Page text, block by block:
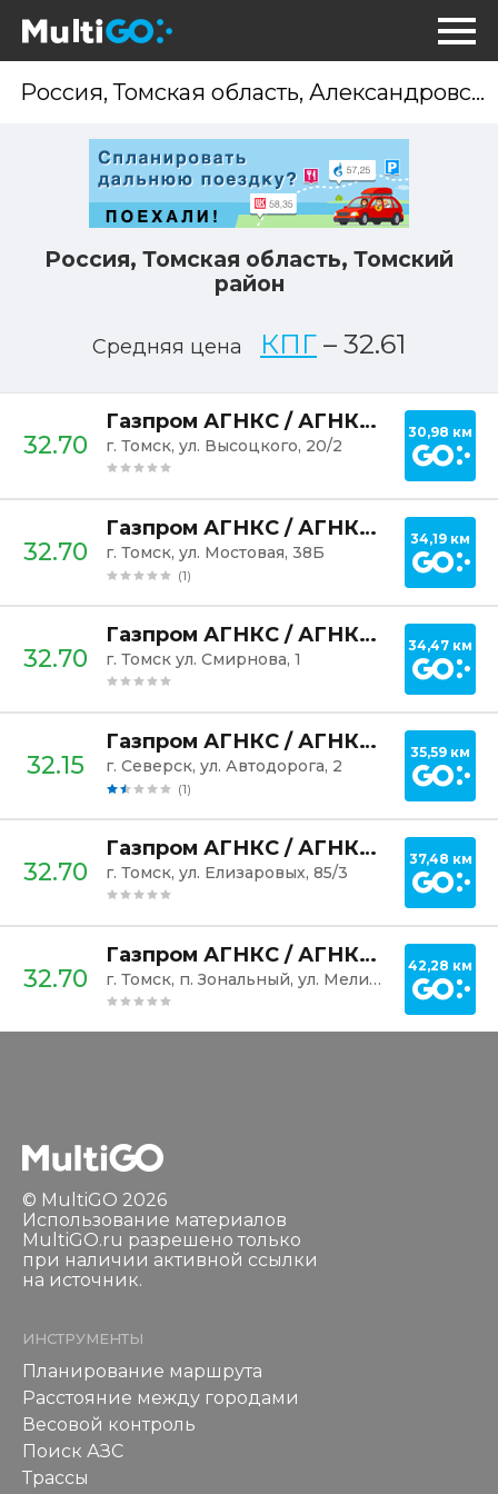
Россия, Томская область, Томский
район
Средняя цена КПГ – 32.61
32.70
Газпром АГНКС / АГНКС Томск-4
г. Томск, ул. Высоцкого, 20/2
30,98 км
32.70
Газпром АГНКС / АГНКС Томск-5
г. Томск, ул. Мостовая, 38Б
(1)
34,19 км
32.70
Газпром АГНКС / АГНКС Томск-3
г. Томск ул. Смирнова, 1
34,47 км
32.15
Газпром АГНКС / АГНКС Северск-1
г. Северск, ул. Автодорога, 2
(1)
35,59 км
32.70
Газпром АГНКС / АГНКС Томск-2
г. Томск, ул. Елизаровых, 85/3
37,48 км
32.70
Газпром АГНКС / АГНКС Томск-1
г. Томск, п. Зональный, ул. Мелиоративная, 2А
42,28 км
© MultiGO 2026
Использование материалов
MultiGO.ru разрешено только
при наличии активной ссылки
на источник.
ИНСТРУМЕНТЫ
Планирование маршрута
Расстояние между городами
Весовой контроль
Поиск АЗС
Трассы